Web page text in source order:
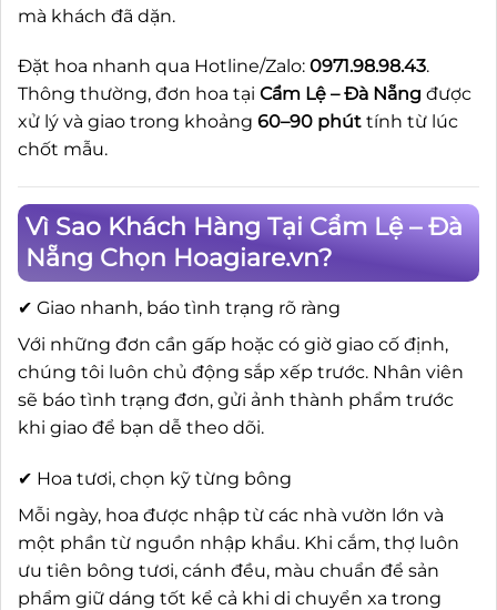
mà khách đã dặn.
Đặt hoa nhanh qua Hotline/Zalo: 0971.98.98.43.
Thông thường, đơn hoa tại Cẩm Lệ – Đà Nẵng được
xử lý và giao trong khoảng 60–90 phút tính từ lúc
chốt mẫu.
Vì Sao Khách Hàng Tại Cẩm Lệ – Đà
Nẵng Chọn Hoagiare.vn?
✔ Giao nhanh, báo tình trạng rõ ràng
Với những đơn cần gấp hoặc có giờ giao cố định,
chúng tôi luôn chủ động sắp xếp trước. Nhân viên
sẽ báo tình trạng đơn, gửi ảnh thành phẩm trước
khi giao để bạn dễ theo dõi.
✔ Hoa tươi, chọn kỹ từng bông
Mỗi ngày, hoa được nhập từ các nhà vườn lớn và
một phần từ nguồn nhập khẩu. Khi cắm, thợ luôn
ưu tiên bông tươi, cánh đều, màu chuẩn để sản
phẩm giữ dáng tốt kể cả khi di chuyển xa trong